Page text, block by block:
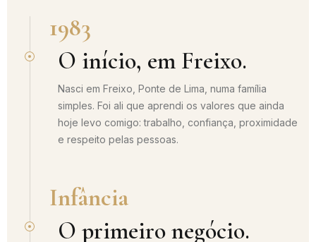
1983
O início, em Freixo.
Nasci em Freixo, Ponte de Lima, numa família
simples. Foi ali que aprendi os valores que ainda
hoje levo comigo: trabalho, confiança, proximidade
e respeito pelas pessoas.
Infância
O primeiro negócio.